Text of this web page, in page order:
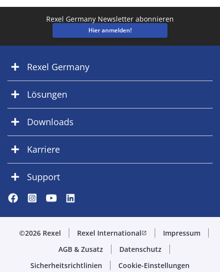
Rexel Germany Newsletter abonnieren
Hier anmelden!
Rexel Germany
Lösungen
Downloads
Karriere
Support
©2026 Rexel Rexel Internationalopen_in_new
Impressum
AGB & Zusatz
Datenschutz
Sicherheitsrichtlinien
Cookie-Einstellungen